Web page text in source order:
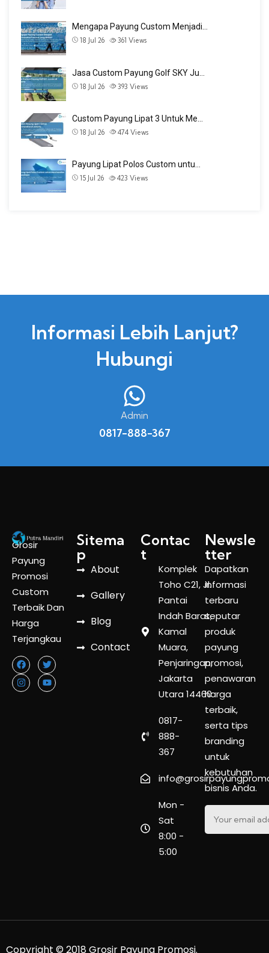
Mengapa Payung Custom Menjadi…
18 Jul 26 361 Views
Jasa Custom Payung Golf SKY Ju…
18 Jul 26 393 Views
Custom Payung Lipat 3 Untuk Me…
18 Jul 26 474 Views
Payung Lipat Polos Custom untu…
15 Jul 26 423 Views
Informasi Lebih Lanjut?
Hubungi
Admin
0817-888-367
Grosir
Payung
Promosi
Custom
Terbaik Dan
Harga
Terjangkau
Sitema
p
About
Gallery
Blog
Contact
Contac
t
Komplek
Toho C21, Jl.
Pantai
Indah Barat,
Kamal
Muara,
Penjaringan,
Jakarta
Utara 14460
0817-
888-
367
Mon -
Sat
8:00 -
5:00
Newsle
tter
Dapatkan
informasi
terbaru
seputar
produk
payung
promosi,
penawaran
harga
terbaik,
serta tips
branding
untuk
kebutuhan
bisnis Anda.
Copyright © 2018 Grosir Payung Promosi.